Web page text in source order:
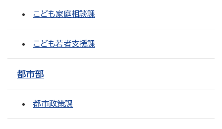
こども家庭相談課
こども若者支援課
都市部
都市政策課